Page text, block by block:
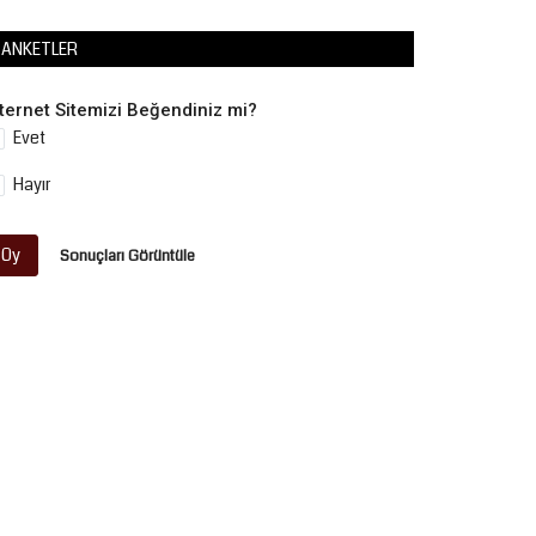
ANKETLER
Sitemizi Beğendiniz mi?
Evet
Hayır
Oy Sonuçları Görüntüle